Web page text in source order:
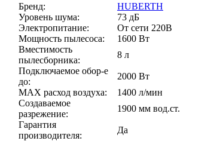
Бренд:
HUBERTH
Уровень шума:
73 дБ
Электропитание:
От сети 220В
Мощность пылесоса:
1600 Вт
Вместимость
пылесборника:
8 л
Подключаемое обор-е
до:
2000 Вт
MAX расход воздуха:
1400 л/мин
Создаваемое
разрежение:
1900 мм вод.ст.
Гарантия
производителя:
Да